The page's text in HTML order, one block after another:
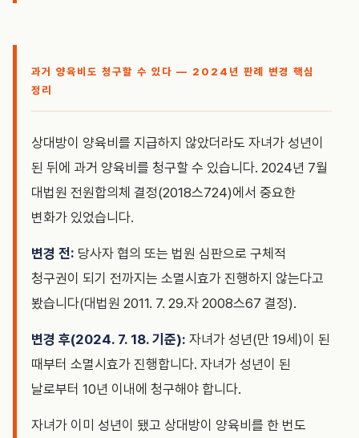
과거 양육비도 청구할 수 있다 — 2024년 판례 변경 핵심
정리
상대방이 양육비를 지급하지 않았더라도 자녀가 성년이
된 뒤에 과거 양육비를 청구할 수 있습니다. 2024년 7월
대법원 전원합의체 결정(2018스724)에서 중요한
변화가 있었습니다.
변경 전: 당사자 협의 또는 법원 심판으로 구체적
청구권이 되기 전까지는 소멸시효가 진행하지 않는다고
봤습니다(대법원 2011. 7. 29.자 2008스67 결정).
변경 후(2024. 7. 18. 기준): 자녀가 성년(만 19세)이 된
때부터 소멸시효가 진행합니다. 자녀가 성년이 된
날로부터 10년 이내에 청구해야 합니다.
자녀가 이미 성년이 됐고 상대방이 양육비를 한 번도